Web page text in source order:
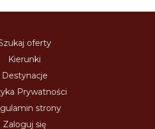
oferty
Kierunki
Destynacje
Prywatności
strony
Zaloguj się